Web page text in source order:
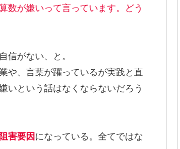
数が嫌いって言っています。どう
がない、と。
や、言葉が躍っているが実践と直
いという話はなくならないだろう
害要因になっている。全てではな